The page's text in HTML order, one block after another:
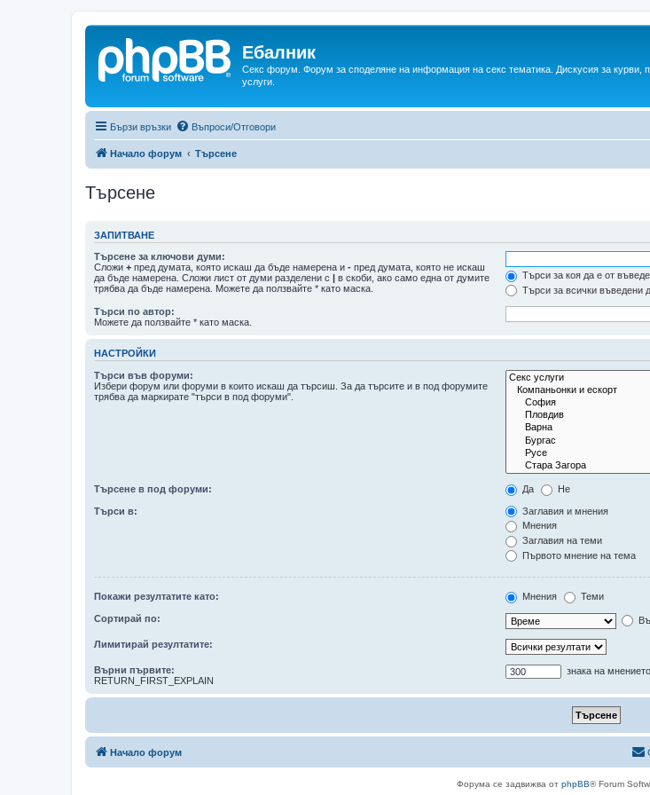
Ебалник
Секс форум. Форум за споделяне на информация на секс тематика. Дискусия за курви,
услуги.
Бързи връзки Въпроси/Отговори
Начало форум Търсене
Търсене
ЗАПИТВАНЕ
Търсене за ключови думи:
Сложи + пред думата, която искаш да бъде намерена и - пред думата, която не искаш
да бъде намерена. Сложи лист от думи разделени с | в скоби, ако само една от думите
трябва да бъде намерена. Можете да ползвайте * като маска.
Търси за коя да е от
Търси за всички въведени
Търси по автор:
Можете да ползвайте * като маска.
НАСТРОЙКИ
Търси във форуми:
Избери форум или форуми в които искаш да търсиш. За да търсите и в под форумите
трябва да маркирате "търси в под форуми".
Търсене в под форуми: Да Не
Търси в:
Заглавия и мнения
Мнения
Заглавия на теми
Първото мнение на тема
Покажи резултатите като: Мнения Теми
Сортирай по:
Лимитирай резултатите:
Върни първите:
RETURN_FIRST_EXPLAIN
знака на мнението
Начало форум
Форума се задвижва от phpBB® Forum